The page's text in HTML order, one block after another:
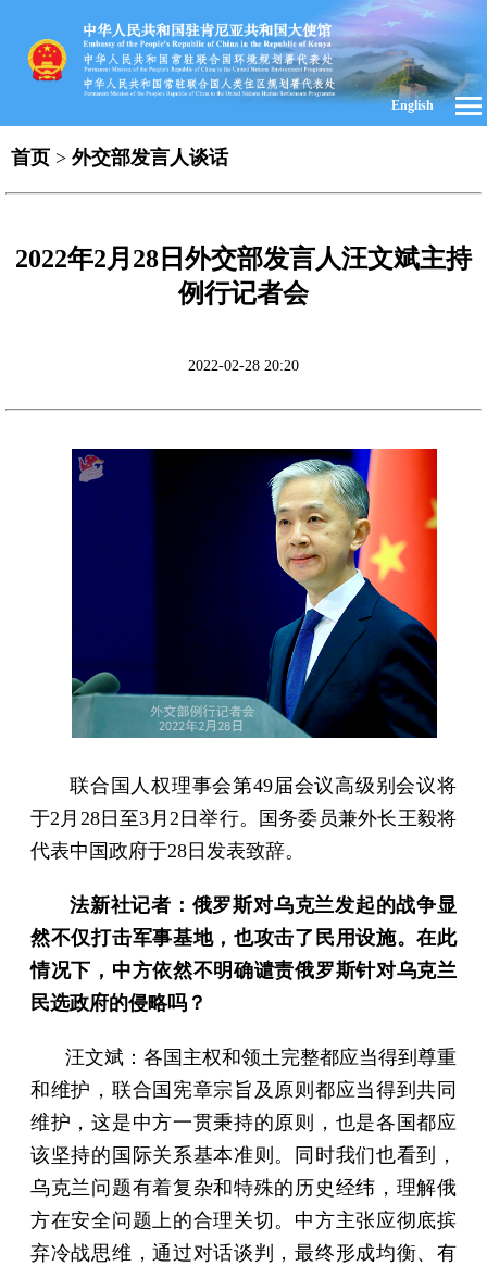
English
首页 > 外交部发言人谈话
2022年2月28日外交部发言人汪文斌主持
例行记者会
2022-02-28 20:20
联合国人权理事会第49届会议高级别会议将
于2月28日至3月2日举行。国务委员兼外长王毅将
代表中国政府于28日发表致辞。
法新社记者：俄罗斯对乌克兰发起的战争显
然不仅打击军事基地，也攻击了民用设施。在此
情况下，中方依然不明确谴责俄罗斯针对乌克兰
民选政府的侵略吗？
汪文斌：各国主权和领土完整都应当得到尊重
和维护，联合国宪章宗旨及原则都应当得到共同
维护，这是中方一贯秉持的原则，也是各国都应
该坚持的国际关系基本准则。同时我们也看到，
乌克兰问题有着复杂和特殊的历史经纬，理解俄
方在安全问题上的合理关切。中方主张应彻底摈
弃冷战思维，通过对话谈判，最终形成均衡、有